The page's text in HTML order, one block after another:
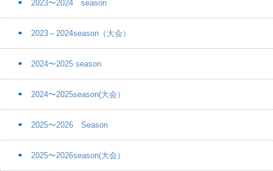
2023〜2024 season
2023～2024season（大会）
2024〜2025 season
2024〜2025season(大会）
2025〜2026 Season
2025〜2026season(大会）